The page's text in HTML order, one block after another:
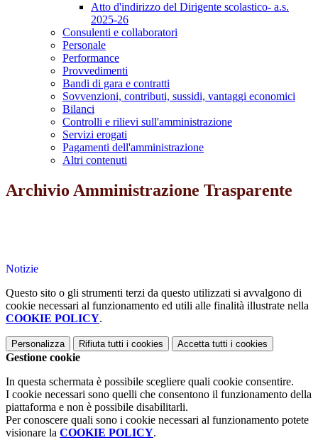
Atto d'indirizzo del Dirigente scolastico- a.s.
2025-26
Consulenti e collaboratori
Personale
Performance
Provvedimenti
Bandi di gara e contratti
Sovvenzioni, contributi, sussidi, vantaggi economici
Bilanci
Controlli e rilievi sull'amministrazione
Servizi erogati
Pagamenti dell'amministrazione
Altri contenuti
Archivio Amministrazione Trasparente
Notizie
Questo sito o gli strumenti terzi da questo utilizzati si avvalgono di
cookie necessari al funzionamento ed utili alle finalità illustrate nella
COOKIE POLICY.
Personalizza Rifiuta tutti i cookies Accetta tutti i cookies
Gestione cookie
In questa schermata è possibile scegliere quali cookie consentire.
I cookie necessari sono quelli che consentono il funzionamento della
piattaforma e non è possibile disabilitarli.
Per conoscere quali sono i cookie necessari al funzionamento potete
visionare la COOKIE POLICY.